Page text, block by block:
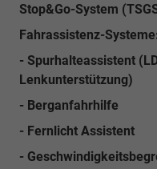
Stop&Go-System
Fahrassistenz-
- Spurhalteassistent
Lenkunterstützung)
- Berganfahrhilfe
- Fernlicht Assistent
-